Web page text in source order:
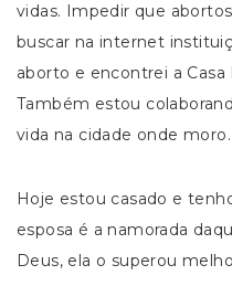
vidas. Impedir que
buscar na internet
aborto e encontrei a
Também estou
vida na cidade onde moro.
Hoje estou casado e
esposa é a namorada
Deus, ela o superou